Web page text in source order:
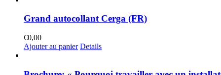
Grand autocollant Cerga (FR)
€0,00
Ajouter au panier Details